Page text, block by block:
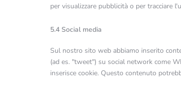
per visualizzare pubblicità o per tracciare
5.4 Social media
Sul nostro sito web abbiamo inserito
(ad es. "tweet") su social network come
inserisce cookie. Questo contenuto